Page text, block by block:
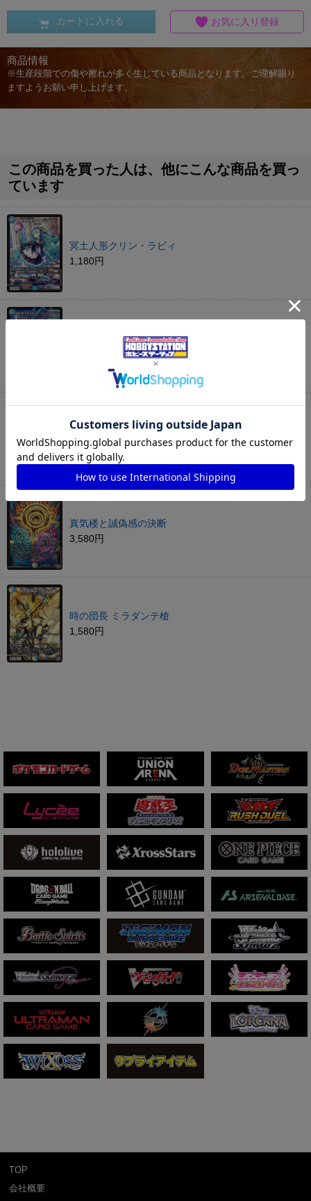
カートに入れる お気に入り登録
商品情報
※生産段階での傷や擦れが多く生じている商品となります。ご理解賜り
ますようお願い申し上げます。
この商品を買った人は、他にこんな商品を買っ
ています
冥土人形クリン・ラビィ
1,180円
切札竜 ボルメテウス・リバース・ドラゴン
偽りの希望 鬼丸「終斗」
2,780円
真気楼と誠偽感の決断
3,580円
時の団長 ミラダンテ槍
1,580円
TOP
会社概要